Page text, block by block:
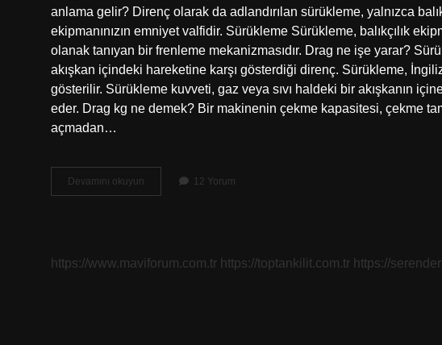
anlama gelir? Direnç olarak da adlandırılan sürükleme, yalnızca
ekipmanınızın emniyet valfidir. Sürükleme Sürükleme, balıkçılık
olanak tanıyan bir frenleme mekanizmasıdır. Drag ne işe yarar?
akışkan içindeki hareketine karşı gösterdiği direnç. Sürükleme,
gösterilir. Sürükleme kuvveti, gaz veya sıvı haldeki bir akışkanın
eder. Drag kg ne demek? Bir makinenin çekme kapasitesi, çekme
açmadan…
Devamını okuyun
Gücü
12 Yorum
https://www.maviforum.com.tr https://toptankilit.com.tr https://